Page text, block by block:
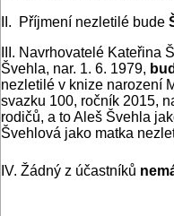
II. Příjmení nezletilé bude
III. Navrhovatelé Kateřina
Švehla, nar. 1. 6. 1979,
nezletilé v knize narození
svazku 100, ročník 2015,
rodičů, a to Aleš Švehla
Švehlová jako matka
IV. Žádný z účastníků